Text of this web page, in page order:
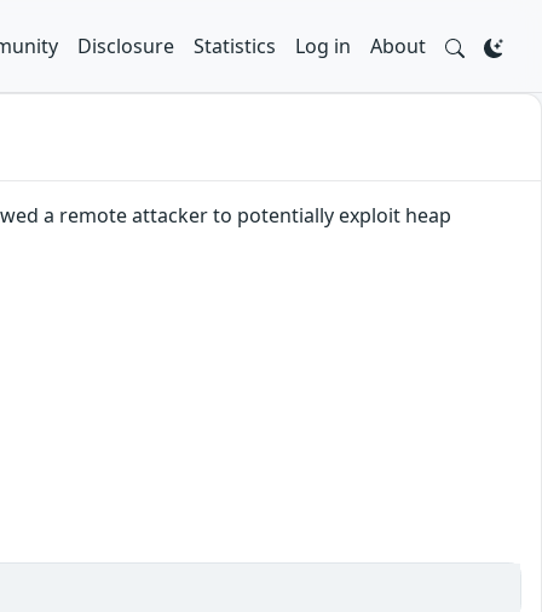
Disclosure Statistics Log in About
a remote attacker to potentially exploit heap